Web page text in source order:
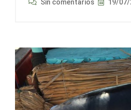
Sin comentarios 19/07/